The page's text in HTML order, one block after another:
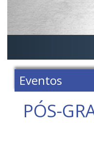
Eventos
PÓS-